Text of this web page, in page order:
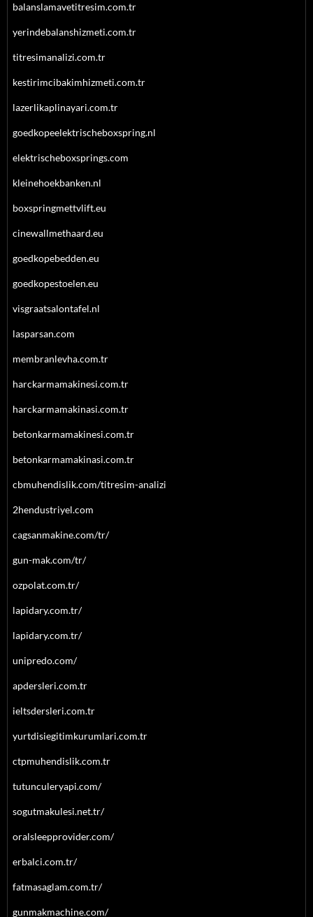
balanslamavetitresim.com.tr
yerindebalanshizmeti.com.tr
titresimanalizi.com.tr
kestirimcibakimhizmeti.com.tr
lazerlikaplinayari.com.tr
goedkopeelektrischeboxspring.nl
elektrischeboxsprings.com
kleinehoekbanken.nl
boxspringmettvlift.eu
cinewallmethaard.eu
goedkopebedden.eu
goedkopestoelen.eu
visgraatsalontafel.nl
lasparsan.com
membranlevha.com.tr
harckarmamakinesi.com.tr
harckarmamakinasi.com.tr
betonkarmamakinesi.com.tr
betonkarmamakinasi.com.tr
cbmuhendislik.com/titresim-analizi
2hendustriyel.com
cagsanmakine.com/tr/
gun-mak.com/tr/
ozpolat.com.tr/
lapidary.com.tr/
lapidary.com.tr/
unipredo.com/
apdersleri.com.tr
ieltsdersleri.com.tr
yurtdisiegitimkurumlari.com.tr
ctpmuhendislik.com.tr
tutunculeryapi.com/
sogutmakulesi.net.tr/
oralsleepprovider.com/
erbalci.com.tr/
fatmasaglam.com.tr/
gunmakmachine.com/